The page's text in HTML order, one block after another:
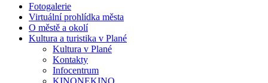
Fotogalerie
Virtuální prohlídka města
O městě a okolí
Kultura a turistika v Plané
Kultura v Plané
Kontakty
Infocentrum
KINONEKINO